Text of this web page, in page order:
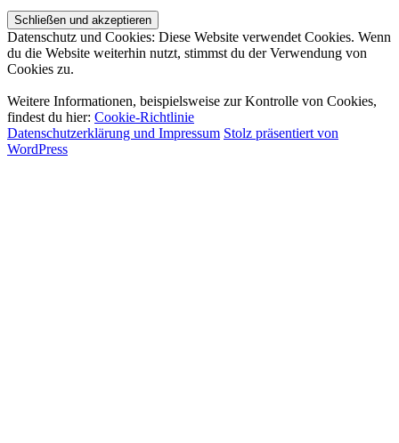
Datenschutz und Cookies: Diese Website verwendet Cookies. Wenn
du die Website weiterhin nutzt, stimmst du der Verwendung von
Cookies zu.
Weitere Informationen, beispielsweise zur Kontrolle von Cookies,
findest du hier: Cookie-Richtlinie
Datenschutzerklärung und Impressum Stolz präsentiert von
WordPress